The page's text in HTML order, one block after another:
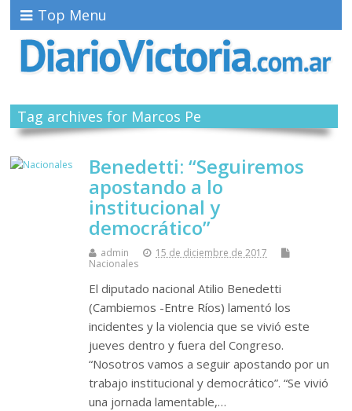
Top Menu
Tag archives for Marcos Pe
Benedetti: “Seguiremos
apostando a lo
institucional y
democrático”
admin
15 de diciembre de 2017
Nacionales
El diputado nacional Atilio Benedetti
(Cambiemos -Entre Ríos) lamentó los
incidentes y la violencia que se vivió este
jueves dentro y fuera del Congreso.
“Nosotros vamos a seguir apostando por un
trabajo institucional y democrático”. “Se vivió
una jornada lamentable,…